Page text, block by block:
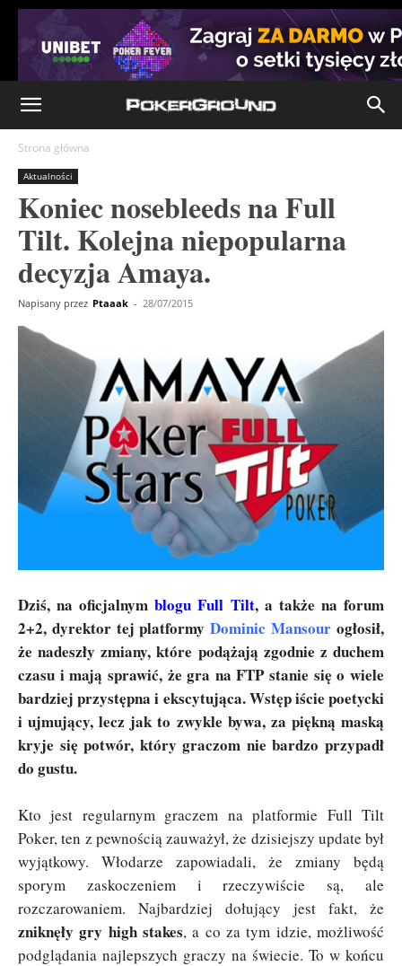
Strona główna
Aktualności
Koniec nosebleeds na Full
Tilt. Kolejna niepopularna
decyzja Amaya.
Napisany przez Ptaaak - 28/07/2015
Dziś, na oficjalnymblogu Full Tilt, a także na forum
2+2, dyrektor tej platformyDominic Mansour ogłosił,
że nadeszły zmiany, które podążają zgodnie z duchem
czasu i mają sprawić, że gra na FTP stanie się o wiele
bardziej przystępna i ekscytująca. Wstęp iście poetycki
i ujmujący, lecz jak to zwykle bywa, za piękną maską
kryje się potwór, który graczom nie bardzo przypadł
do gustu.
Kto jest regularnym graczem na platformie Full Tilt
Poker, ten z pewnością zauważył, że dzisiejszy update był
wyjątkowy. Włodarze zapowiadali, że zmiany będą
sporym zaskoczeniem i rzeczywiście są, ale
rozczarowaniem. Najbardziej dołujący jest fakt, że
zniknęły gry high stakes, a co za tym idzie, możliwość
podglądania najlepszych graczy na świecie. To w końcu